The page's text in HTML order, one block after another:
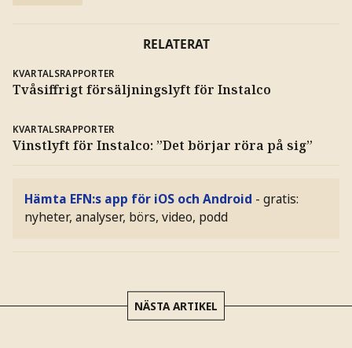
RELATERAT
KVARTALSRAPPORTER
Tvåsiffrigt försäljningslyft för Instalco
KVARTALSRAPPORTER
Vinstlyft för Instalco: ”Det börjar röra på sig”
Hämta EFN:s app för iOS och Android - gratis:
nyheter, analyser, börs, video, podd
NÄSTA ARTIKEL